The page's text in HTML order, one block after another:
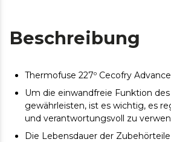
Beschreibung
Thermofuse 227º Cecofry
Um die einwandfreie Funktion
gewährleisten, ist es wichtig, es
und verantwortungsvoll zu
Die Lebensdauer der